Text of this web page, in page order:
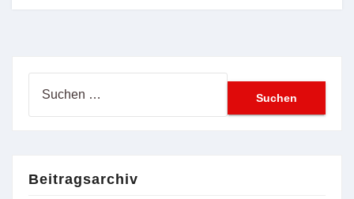
Beitragsarchiv